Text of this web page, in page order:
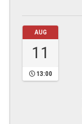
AUG
11
13:00